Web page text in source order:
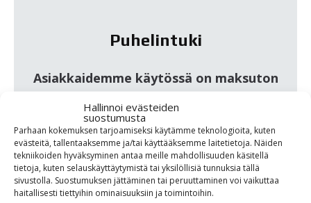
Hallinnoi evästeiden
suostumusta
Parhaan kokemuksen tarjoamiseksi käytämme teknologioita, kuten
evästeitä, tallentaaksemme ja/tai käyttääksemme laitetietoja. Näiden
tekniikoiden hyväksyminen antaa meille mahdollisuuden käsitellä
tietoja, kuten selauskäyttäytymistä tai yksilöllisiä tunnuksia tällä
sivustolla. Suostumuksen jättäminen tai peruuttaminen voi vaikuttaa
haitallisesti tiettyihin ominaisuuksiin ja toimintoihin.
Puhelintuki
Asiakkaidemme käytössä on maksuton
koneessa mahdollisesti olevasta viasta
tai leikkausjäljen epätyydyttävästä
laadusta.
Puhelintuki on saatavissa soittamalla